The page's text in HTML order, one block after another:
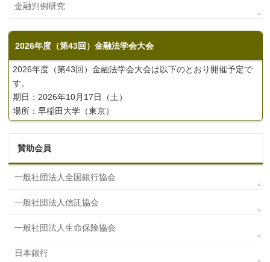
金融判例研究
2026年度（第43回）金融法学会大会
2026年度（第43回）金融法学会大会は以下のとおり開催予定で
す。
期日：2026年10月17日（土）
場所：早稲田大学（東京）
賛助会員
一般社団法人全国銀行協会
一般社団法人信託協会
一般社団法人生命保険協会
日本銀行